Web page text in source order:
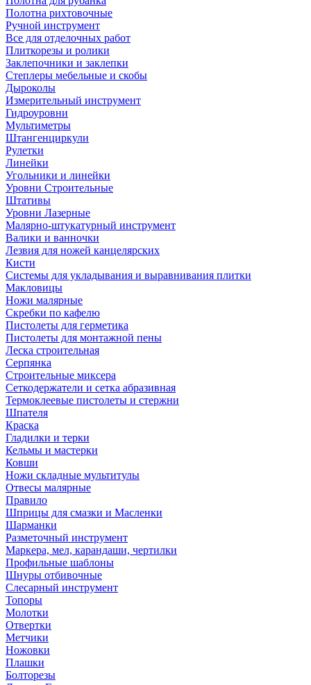
Полотна рихтовочные
Ручной инструмент
Все для отделочных работ
Плиткорезы и ролики
Заклепочники и заклепки
Степлеры мебельные и скобы
Дыроколы
Измерительный инструмент
Гидроуровни
Мультиметры
Штангенциркули
Рулетки
Линейки
Угольники и линейки
Уровни Строительные
Штативы
Уровни Лазерные
Малярно-штукатурный инструмент
Валики и ванночки
Лезвия для ножей канцелярских
Кисти
Системы для укладывания и выравнивания плитки
Макловицы
Ножи малярные
Скребки по кафелю
Пистолеты для герметика
Пистолеты для монтажной пены
Леска строительная
Серпянка
Строительные миксера
Сеткодержатели и сетка абразивная
Термоклеевые пистолеты и стержни
Шпателя
Краска
Гладилки и терки
Кельмы и мастерки
Ковши
Ножи складные мультитулы
Отвесы малярные
Правило
Шприцы для смазки и Масленки
Шарманки
Разметочный инструмент
Маркера, мел, карандаши, чертилки
Профильные шаблоны
Шнуры отбивочные
Слесарный инструмент
Топоры
Молотки
Отвертки
Метчики
Ножовки
Плашки
Болторезы